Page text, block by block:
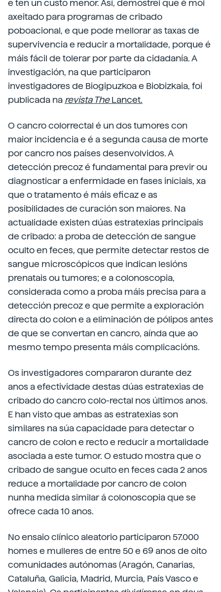
e ten un custo menor. Así, demostrei que é moi
axeitado para programas de cribado
poboacional, e que pode mellorar as taxas de
supervivencia e reducir a mortalidade, porque é
máis fácil de tolerar por parte da cidadanía. A
investigación, na que participaron
investigadores de Biogipuzkoa e Biobizkaia, foi
publicada na revista TheLancet.
O cancro colorrectal é un dos tumores con
maior incidencia e é a segunda causa de morte
por cancro nos países desenvolvidos. A
detección precoz é fundamental para previr ou
diagnosticar a enfermidade en fases iniciais, xa
que o tratamento é máis eficaz e as
posibilidades de curación son maiores. Na
actualidade existen dúas estratexias principais
de cribado: a proba de detección de sangue
oculto en feces, que permite detectar restos de
sangue microscópicos que indican lesións
prenatais ou tumores; e a colonoscopia,
considerada como a proba máis precisa para a
detección precoz e que permite a exploración
directa do colon e a eliminación de pólipos antes
de que se convertan en cancro, aínda que ao
mesmo tempo presenta máis complicacións.
Os investigadores compararon durante dez
anos a efectividade destas dúas estratexias de
cribado do cancro colo-rectal nos últimos anos.
E han visto que ambas as estratexias son
similares na súa capacidade para detectar o
cancro de colon e recto e reducir a mortalidade
asociada a este tumor. O estudo mostra que o
cribado de sangue oculto en feces cada 2 anos
reduce a mortalidade por cancro de colon
nunha medida similar á colonoscopia que se
ofrece cada 10 anos.
No ensaio clínico aleatorio participaron 57.000
homes e mulleres de entre 50 e 69 anos de oito
comunidades autónomas (Aragón, Canarias,
Cataluña, Galicia, Madrid, Murcia, País Vasco e